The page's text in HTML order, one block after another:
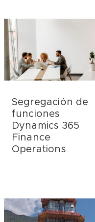
Segregación de
funciones
Dynamics 365
Finance
Operations